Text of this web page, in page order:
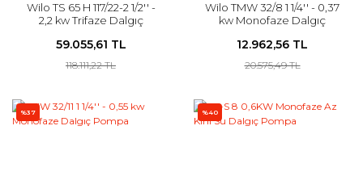
Wilo TS 65 H 117/22-2 1/2'' -
2,2 kw Trifaze Dalgıç
59.055,61 TL
118.111,22 TL
Wilo TMW 32/8 1 1/4'' - 0,37
kw Monofaze Dalgıç
12.962,56 TL
20.575,49 TL
%37 %40